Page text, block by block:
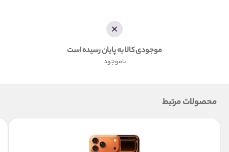
موجودی کالا به پایان رسیده است
ناموجود
محصولات مرتبط